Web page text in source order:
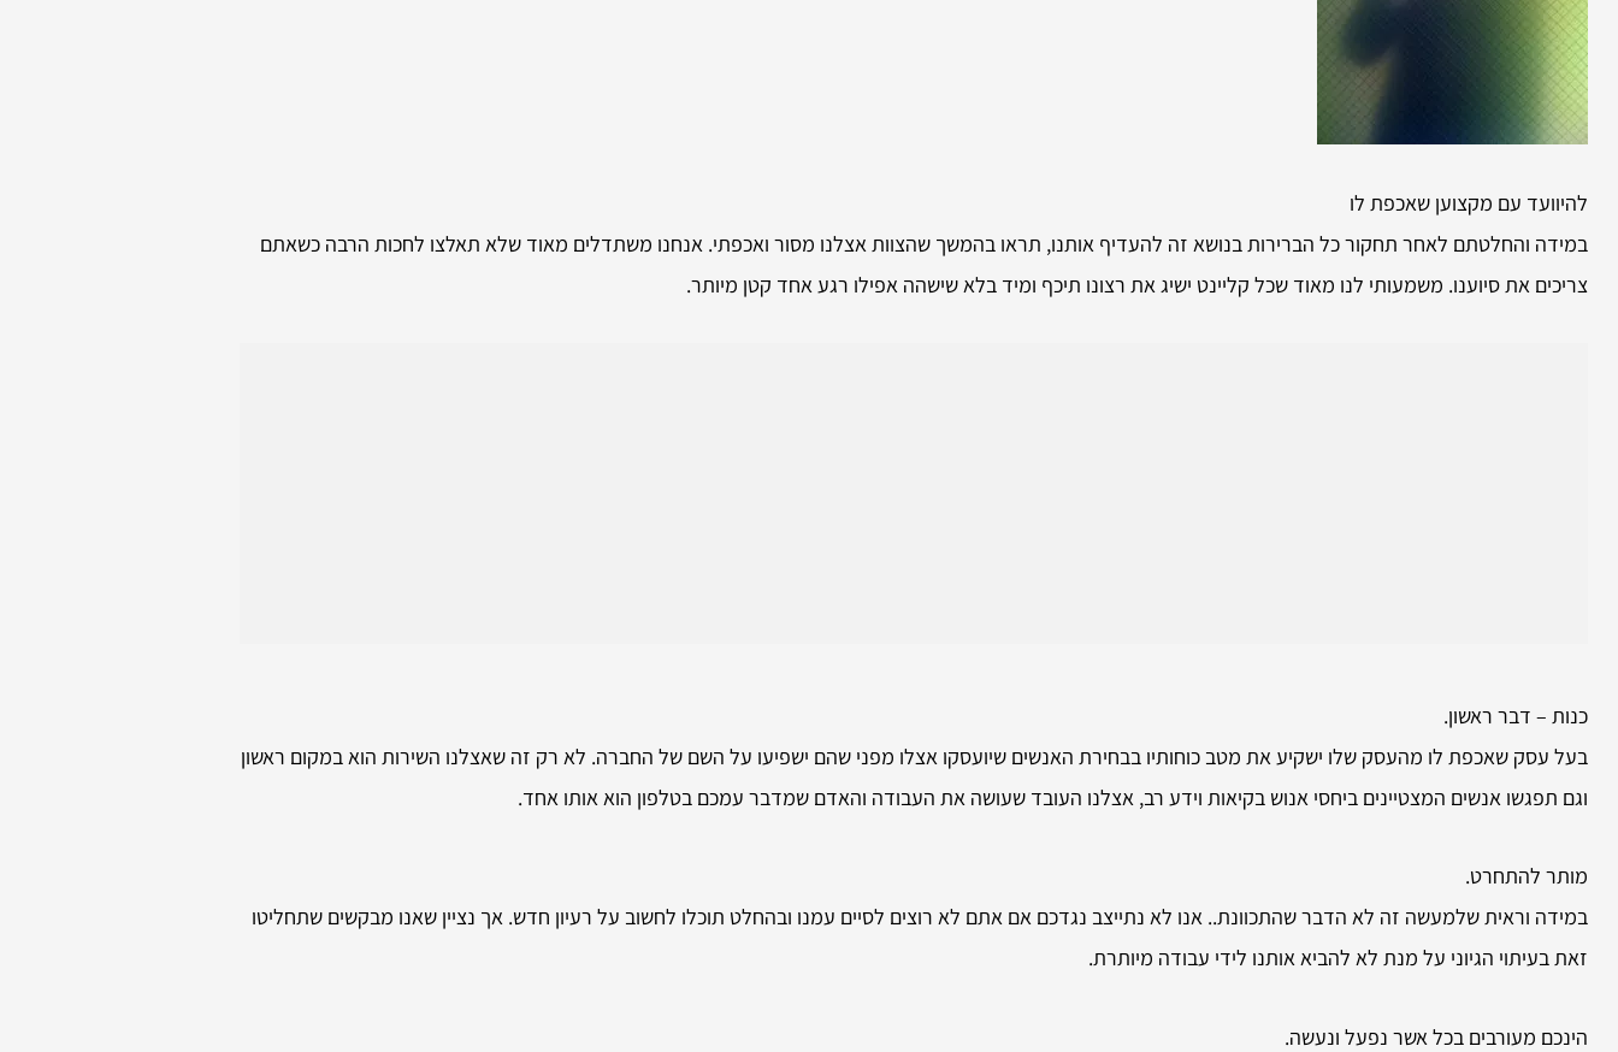
להיוועד עם מקצוען שאכפת לו
במידה והחלטתם לאחר תחקור כל הברירות בנושא זה להעדיף אותנו, תראו בהמשך שהצוות אצלנו מסור ואכפתי. אנחנו משתדלים מאוד שלא תאלצו לחכות הרבה כשאתם
צריכים את סיוענו. משמעותי לנו מאוד שכל קליינט ישיג את רצונו תיכף ומיד בלא שישהה אפילו רגע אחד קטן מיותר.
כנות – דבר ראשון.
בעל עסק שאכפת לו מהעסק שלו ישקיע את מטב כוחותיו בבחירת האנשים שיועסקו אצלו מפני שהם ישפיעו על השם של החברה. לא רק זה שאצלנו השירות הוא במקום ראשון
וגם תפגשו אנשים המצטיינים ביחסי אנוש בקיאות וידע רב, אצלנו העובד שעושה את העבודה והאדם שמדבר עמכם בטלפון הוא אותו אחד.
מותר להתחרט.
במידה וראית שלמעשה זה לא הדבר שהתכוונת.. אנו לא נתייצב נגדכם אם אתם לא רוצים לסיים עמנו ובהחלט תוכלו לחשוב על רעיון חדש. אך נציין שאנו מבקשים שתחליטו
זאת בעיתוי הגיוני על מנת לא להביא אותנו לידי עבודה מיותרת.
הינכם מעורבים בכל אשר נפעל ונעשה.